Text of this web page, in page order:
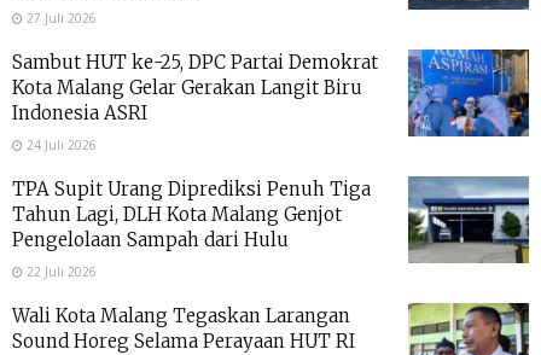
27 Juli 2026
Sambut HUT ke-25, DPC Partai Demokrat
Kota Malang Gelar Gerakan Langit Biru
Indonesia ASRI
24 Juli 2026
TPA Supit Urang Diprediksi Penuh Tiga
Tahun Lagi, DLH Kota Malang Genjot
Pengelolaan Sampah dari Hulu
22 Juli 2026
Wali Kota Malang Tegaskan Larangan
Sound Horeg Selama Perayaan HUT RI